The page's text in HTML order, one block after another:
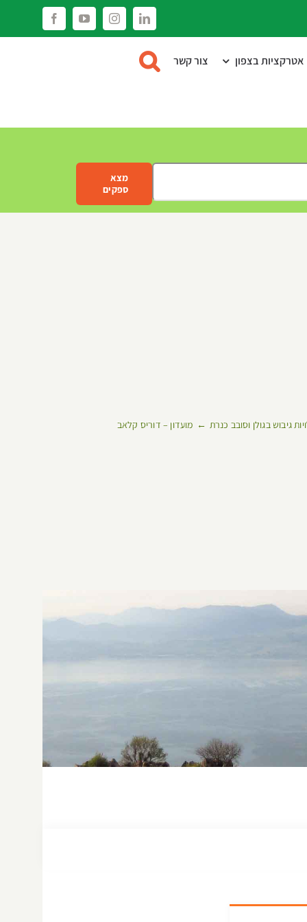
LinkedIn
Instagram
YouTube
Facebook
אטרקציות בצפון צור קשר
מצא
ספקים
גיבוש בגולן וסובב כנרת מועדון – דוריס קלאב